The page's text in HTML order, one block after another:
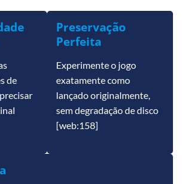
de
Preservação
Perfeita
Experimente o jogo
exatamente como
lançado originalmente,
sem degradação de disco
[web:158]